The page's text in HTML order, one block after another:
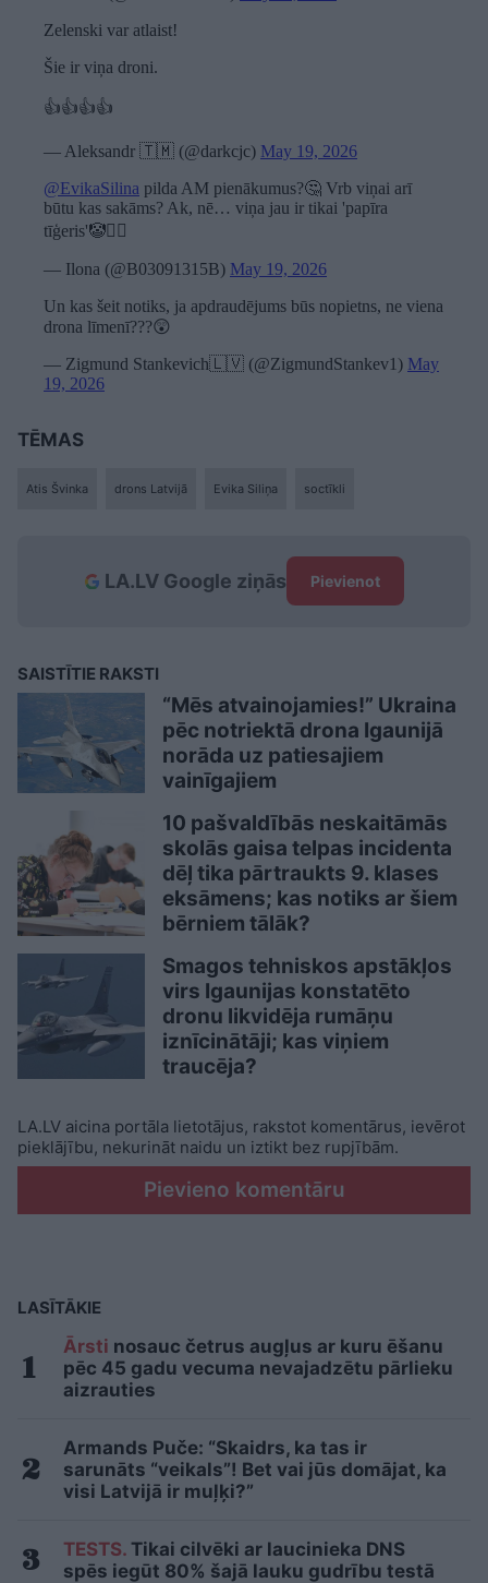
Zelenski var atlaist!
Šie ir viņa droni.
👍👍👍👍
— Aleksandr 🇹🇲 (@darkcjc) May 19, 2026
@EvikaSilina pilda AM pienākumus?🤔 Vrb viņai arī
būtu kas sakāms? Ak, nē… viņa jau ir tikai 'papīra
tīģeris'🤡🤦‍♀️
— Ilona (@B03091315B) May 19, 2026
Un kas šeit notiks, ja apdraudējums būs nopietns, ne viena
drona līmenī???😲
— Zigmund Stankevich🇱🇻 (@ZigmundStankev1) May
19, 2026
TĒMAS
Atis Švinka drons Latvijā Evika Siliņa soctīkli
LA.LV Google ziņās Pievienot
SAISTĪTIE RAKSTI
“Mēs atvainojamies!” Ukraina
pēc notriektā drona Igaunijā
norāda uz patiesajiem
vainīgajiem
10 pašvaldībās neskaitāmās
skolās gaisa telpas incidenta
dēļ tika pārtraukts 9. klases
eksāmens; kas notiks ar šiem
bērniem tālāk?
Smagos tehniskos apstākļos
virs Igaunijas konstatēto
dronu likvidēja rumāņu
iznīcinātāji; kas viņiem
traucēja?
LA.LV aicina portāla lietotājus, rakstot komentārus, ievērot
pieklājību, nekurināt naidu un iztikt bez rupjībām.
Pievieno komentāru
LASĪTĀKIE
Ārsti nosauc četrus augļus ar kuru ēšanu
pēc 45 gadu vecuma nevajadzētu pārlieku
aizrauties
Armands Puče: “Skaidrs, ka tas ir
sarunāts “veikals”! Bet vai jūs domājat, ka
visi Latvijā ir muļķi?”
TESTS. Tikai cilvēki ar laucinieka DNS
spēs iegūt 80% šajā lauku gudrību testā